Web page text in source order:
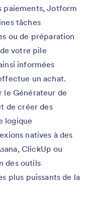
paiements, Jotform
tâches
ou de préparation
votre pile
informées
un achat.
le Générateur de
de créer des
logique
natives à des
ClickUp ou
des outils
plus puissants de la